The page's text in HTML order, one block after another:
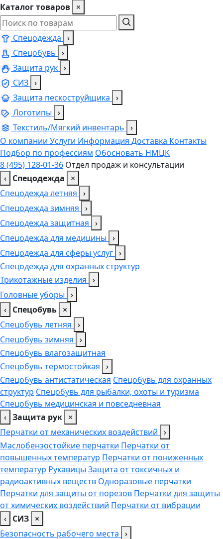
Каталог товаров ×
Спецодежда ›
Спецобувь ›
Защита рук ›
СИЗ ›
Защита пескоструйщика ›
Логотипы ›
Текстиль/Мягкий инвентарь ›
О компании Услуги Информация Доставка Контакты
Подбор по профессиям Обосновать НМЦК
8 (495) 128-01-36 Отдел продаж и консультации
‹ Спецодежда
×
Спецодежда летняя ›
Спецодежда зимняя ›
Спецодежда защитная ›
Спецодежда для медицины ›
Спецодежда для сферы услуг ›
Спецодежда для охранных структур
Трикотажные изделия ›
Головные уборы ›
‹ Спецобувь ×
Спецобувь летняя ›
Спецобувь зимняя ›
Спецобувь влагозащитная
Спецобувь термостойкая ›
Спецобувь антистатическая Спецобувь для охранных
структур Спецобувь для рыбалки, охоты и туризма
Спецобувь медицинская и повседневная
‹ Защита рук ×
Перчатки от механических воздействий ›
Маслобензостойкие перчатки Перчатки от
повышенных температур Перчатки от пониженных
температур Рукавицы Защита от токсичных и
радиоактивных веществ Одноразовые перчатки
Перчатки для защиты от порезов Перчатки для защиты
от химических воздействий Перчатки от вибрации
‹ СИЗ ×
Безопасность рабочего места ›